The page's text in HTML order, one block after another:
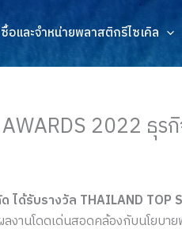
ซื้อและจำหน่ายพลาสติกรีไซเคิล
AWARDS 2022
ด้รับรางวัล THAILAND
งานโดดเด่นสอดคล้องกับนโยบ